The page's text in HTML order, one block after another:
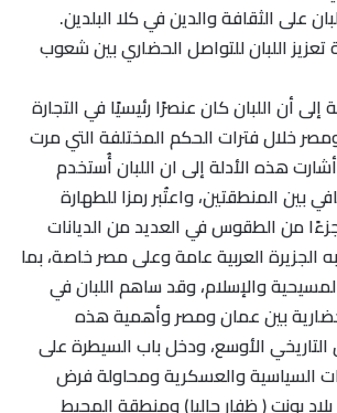
على الثقافة والدين في كلا البلدين.
اللبان للتواصل الحضاري بين شعوب
إلى أن اللبان كان عنصرًا رئيسيًا في التجارة
خلال فترات الحكم المختلفة التي مرت
هذه الأدلة إلى ان اللبان أُستخدم
بين المنطقتين، واعتُبر رمزا للطهارة
من الطقوس في العديد من الديانات
الجزيرة العربية عامة وعلى مصر خاصة، بما
والإسلام، وقد ساهم اللبان في
بين عمان ومصر وأهمية هذه
الأوسع، ودخل باب السيطرة على
السياسية والعسكرية ومحاولة فرض
بونت ( ظفار حاليا) ومنطقة المحيط